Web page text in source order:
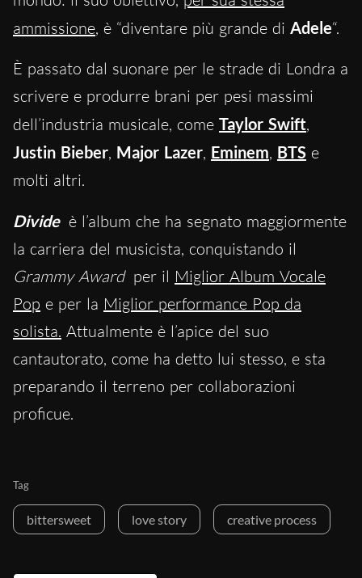
ammissione, è “diventare più grande di Adele“.
È passato dal suonare per le strade di Londra a
scrivere e produrre brani per pesi massimi
dell’industria musicale, come Taylor Swift,
Justin Bieber, Major Lazer, Eminem, BTS e
molti altri.
Divide è l’album che ha segnato maggiormente
la carriera del musicista, conquistando il
Grammy Award per il Miglior Album Vocale
Pop e per la Miglior performance Pop da
solista. Attualmente è l’apice del suo
cantautorato, come ha detto lui stesso, e sta
preparando il terreno per collaborazioni
proficue.
Tag
bittersweet love story creative process